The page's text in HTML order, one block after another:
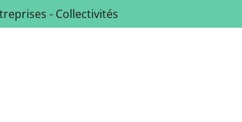
- Collectivités